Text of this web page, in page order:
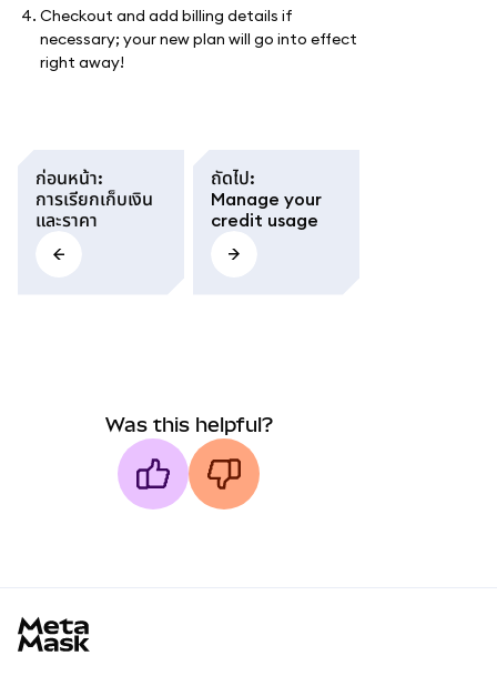
Checkout and add billing details if
necessary; your new plan will go into effect
right away!
ก่อนหน้า:
การเรียกเก็บเงิน
และราคา
ถัดไป:
Manage your
credit usage
Was this helpful?